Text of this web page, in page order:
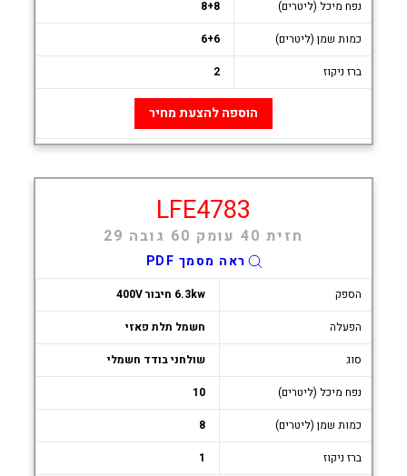
נפח מיכל (ליטרים)
8+8
כמות שמן (ליטרים)
6+6
ברז ניקוז
2
הוספה להצעת מחיר
LFE4783
חזית 40 עומק 60 גובה 29
ראה מסמך PDF
הספק
6.3kw חיבור 400V
הפעלה
חשמל תלת פאזי
סוג
שולחני בודד חשמלי
נפח מיכל (ליטרים)
10
כמות שמן (ליטרים)
8
ברז ניקוז
1